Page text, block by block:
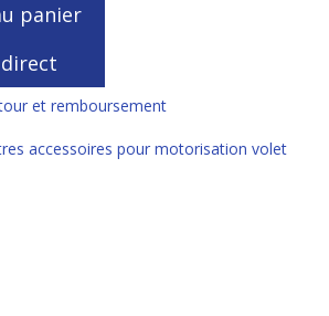
panier
et remboursement
accessoires pour motorisation volet